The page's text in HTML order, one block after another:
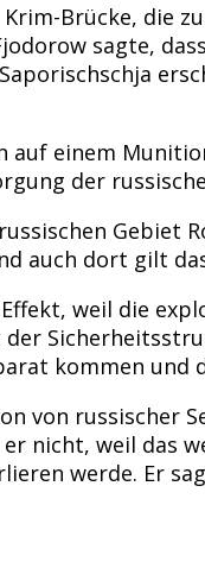
Brücke, die
sagte,
auf einem
der
auch dort gilt
weil die
kommen und
von
nicht, weil das
werde. Er